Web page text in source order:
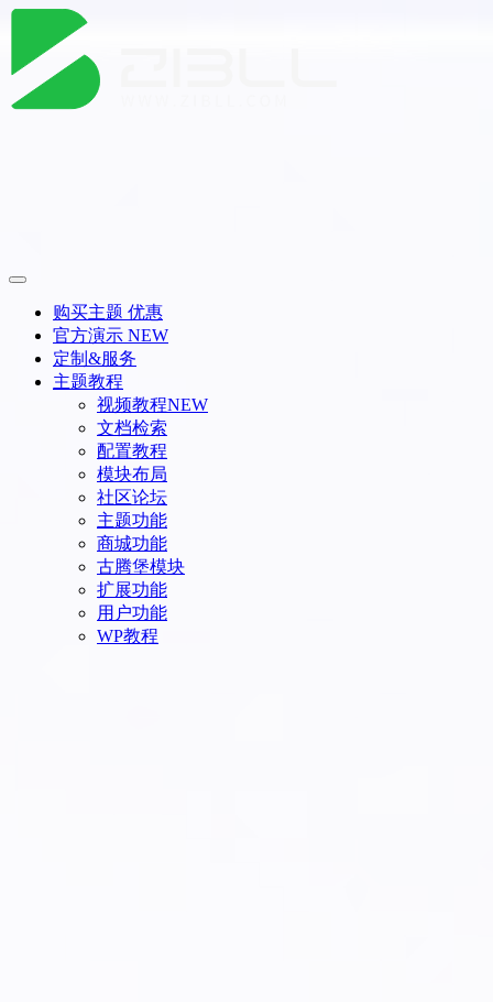
购买主题 优惠
官方演示 NEW
定制&服务
主题教程
视频教程NEW
文档检索
配置教程
模块布局
社区论坛
主题功能
商城功能
古腾堡模块
扩展功能
用户功能
WP教程